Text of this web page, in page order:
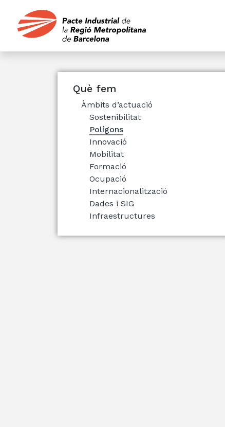
Què fem
Àmbits d’actuació
Sostenibilitat
Polígons
Innovació
Mobilitat
Formació
Ocupació
Internacionalització
Dades i SIG
Infraestructures